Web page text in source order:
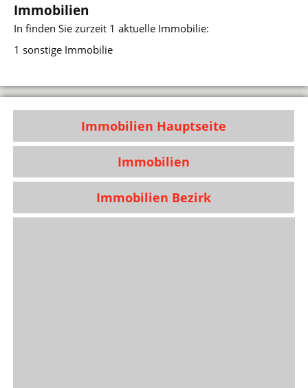
Immobilien
Infinden Sie zurzeit 1 aktuelle Immobilie:
1 sonstige Immobilie
Immobilien Hauptseite
Immobilien
Immobilien Bezirk